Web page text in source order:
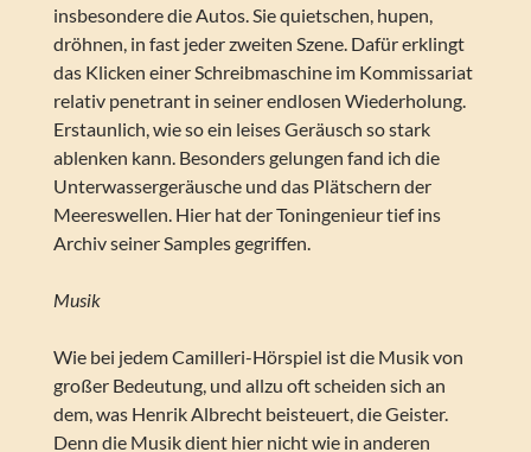
insbesondere die Autos. Sie quietschen, hupen,
dröhnen, in fast jeder zweiten Szene. Dafür erklingt
das Klicken einer Schreibmaschine im Kommissariat
relativ penetrant in seiner endlosen Wiederholung.
Erstaunlich, wie so ein leises Geräusch so stark
ablenken kann. Besonders gelungen fand ich die
Unterwassergeräusche und das Plätschern der
Meereswellen. Hier hat der Toningenieur tief ins
Archiv seiner Samples gegriffen.
Musik
Wie bei jedem Camilleri-Hörspiel ist die Musik von
großer Bedeutung, und allzu oft scheiden sich an
dem, was Henrik Albrecht beisteuert, die Geister.
Denn die Musik dient hier nicht wie in anderen